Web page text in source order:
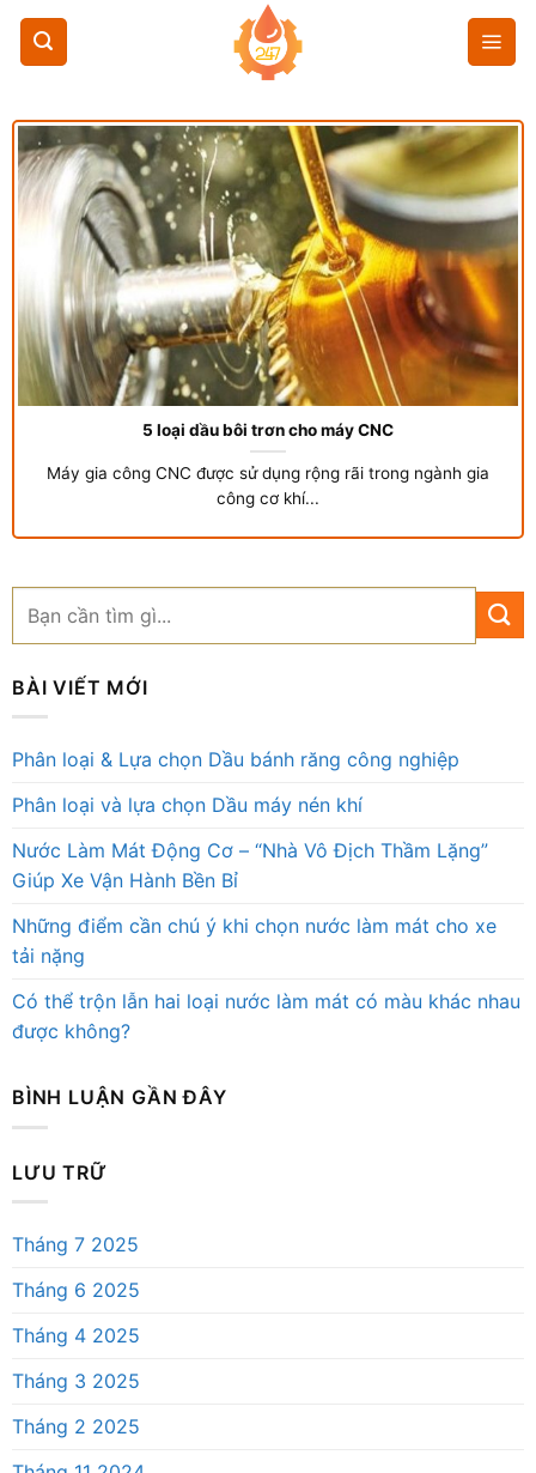
Chuyển
nội
5 loại dầu bôi trơn cho máy CNC
Máy gia công CNC được sử dụng rộng rãi trong ngành gia
công cơ khí...
BÀI VIẾT MỚI
Phân loại & Lựa chọn Dầu bánh răng công nghiệp
Phân loại và lựa chọn Dầu máy nén khí
Nước Làm Mát Động Cơ – “Nhà Vô Địch Thầm Lặng”
Giúp Xe Vận Hành Bền Bỉ
Những điểm cần chú ý khi chọn nước làm mát cho xe
tải nặng
Có thể trộn lẫn hai loại nước làm mát có màu khác nhau
được không?
BÌNH LUẬN GẦN ĐÂY
LƯU TRỮ
Tháng 7 2025
Tháng 6 2025
Tháng 4 2025
Tháng 3 2025
Tháng 2 2025